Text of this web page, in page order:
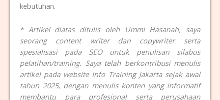
kebutuhan.
* Artikel diatas ditulis oleh Ummi Hasanah, saya
seorang content writer dan copywriter serta
spesialisasi pada SEO untuk penulisan silabus
pelatihan/training. Saya telah berkontribusi menulis
artikel pada website Info Training Jakarta sejak awal
tahun 2025, dengan menulis konten yang informatif
membantu para profesional serta perusahaan